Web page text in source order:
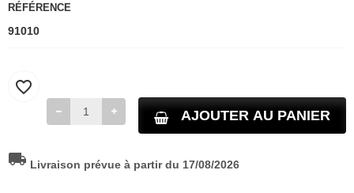
RÉFÉRENCE
91010
AJOUTER AU PANIER
favorite_border
local_shipping Livraison prévue à partir du 17/08/2026